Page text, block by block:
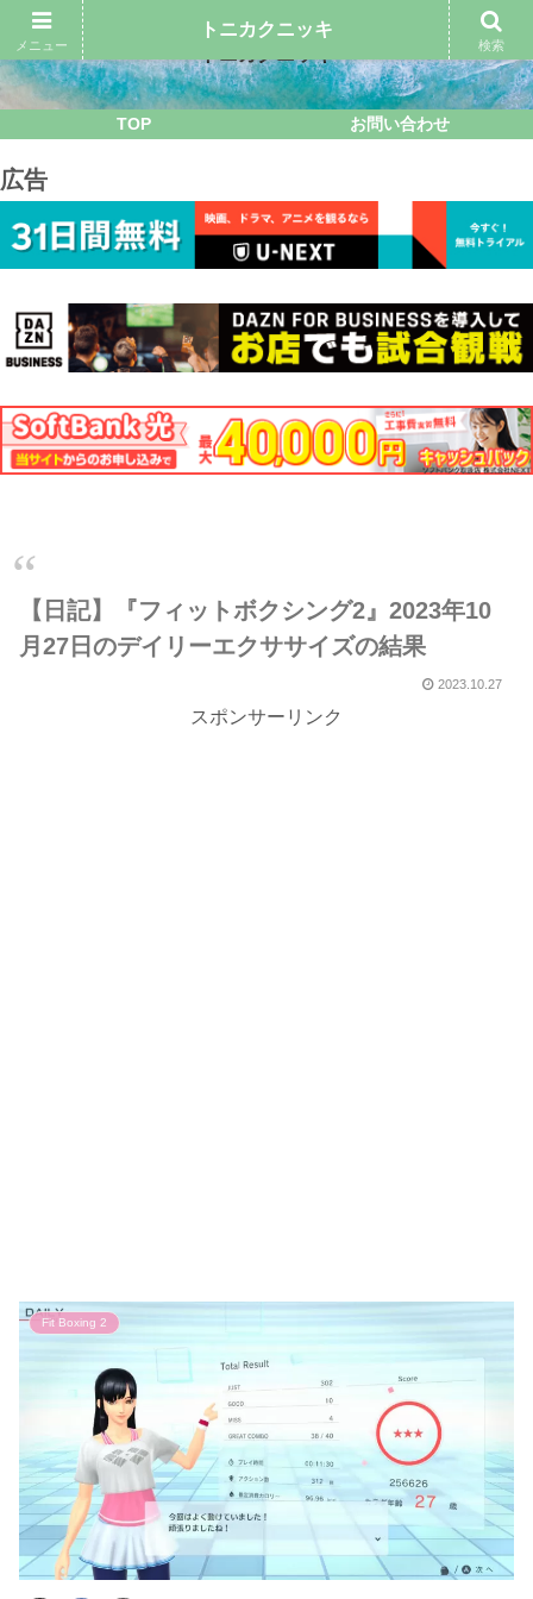
TOP お問い合わせ
広告
【日記】『フィットボクシング2』2023年10
月27日のデイリーエクササイズの結果
2023.10.27
スポンサーリンク
Fit Boxing 2
メニュー
トニカクニッキ
検索